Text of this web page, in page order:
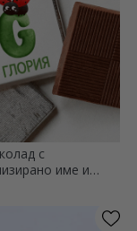
с
име и